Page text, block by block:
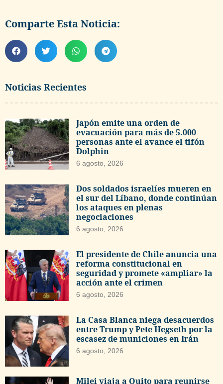
Noticias Recientes
Japón emite una orden de
evacuación para más de 5.000
personas ante el avance el tifón
Dolphin
6 agosto, 2026
Dos soldados israelíes mueren en
el sur del Líbano, donde continúan
los ataques en plenas
negociaciones
6 agosto, 2026
El presidente de Chile anuncia una
reforma constitucional en
seguridad y promete «ampliar» la
acción ante el crimen
6 agosto, 2026
La Casa Blanca niega desacuerdos
entre Trump y Pete Hegseth por la
escasez de municiones en Irán
6 agosto, 2026
Milei viaja a Quito para reunirse
Comparte Esta Noticia: